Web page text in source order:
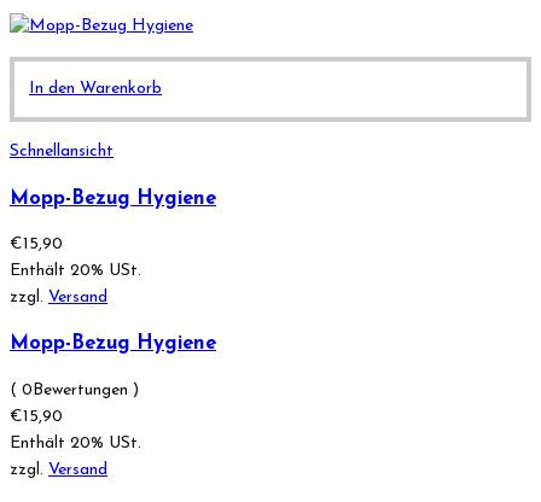
In den Warenkorb
Schnellansicht
Mopp-Bezug Hygiene
€15,90
Enthält 20% USt.
zzgl. Versand
Mopp-Bezug Hygiene
( 0Bewertungen )
€15,90
Enthält 20% USt.
zzgl. Versand